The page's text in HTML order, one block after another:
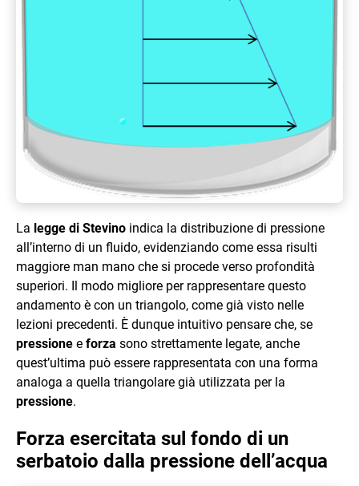
La legge di Stevino indica la distribuzione di pressione
all’interno di un fluido, evidenziando come essa risulti
maggiore man mano che si procede verso profondità
superiori. Il modo migliore per rappresentare questo
andamento è con un triangolo, come già visto nelle
lezioni precedenti. È dunque intuitivo pensare che, se
pressione e forza sono strettamente legate, anche
quest’ultima può essere rappresentata con una forma
analoga a quella triangolare già utilizzata per la
pressione.
Forza esercitata sul fondo di un
serbatoio dalla pressione dell’acqua